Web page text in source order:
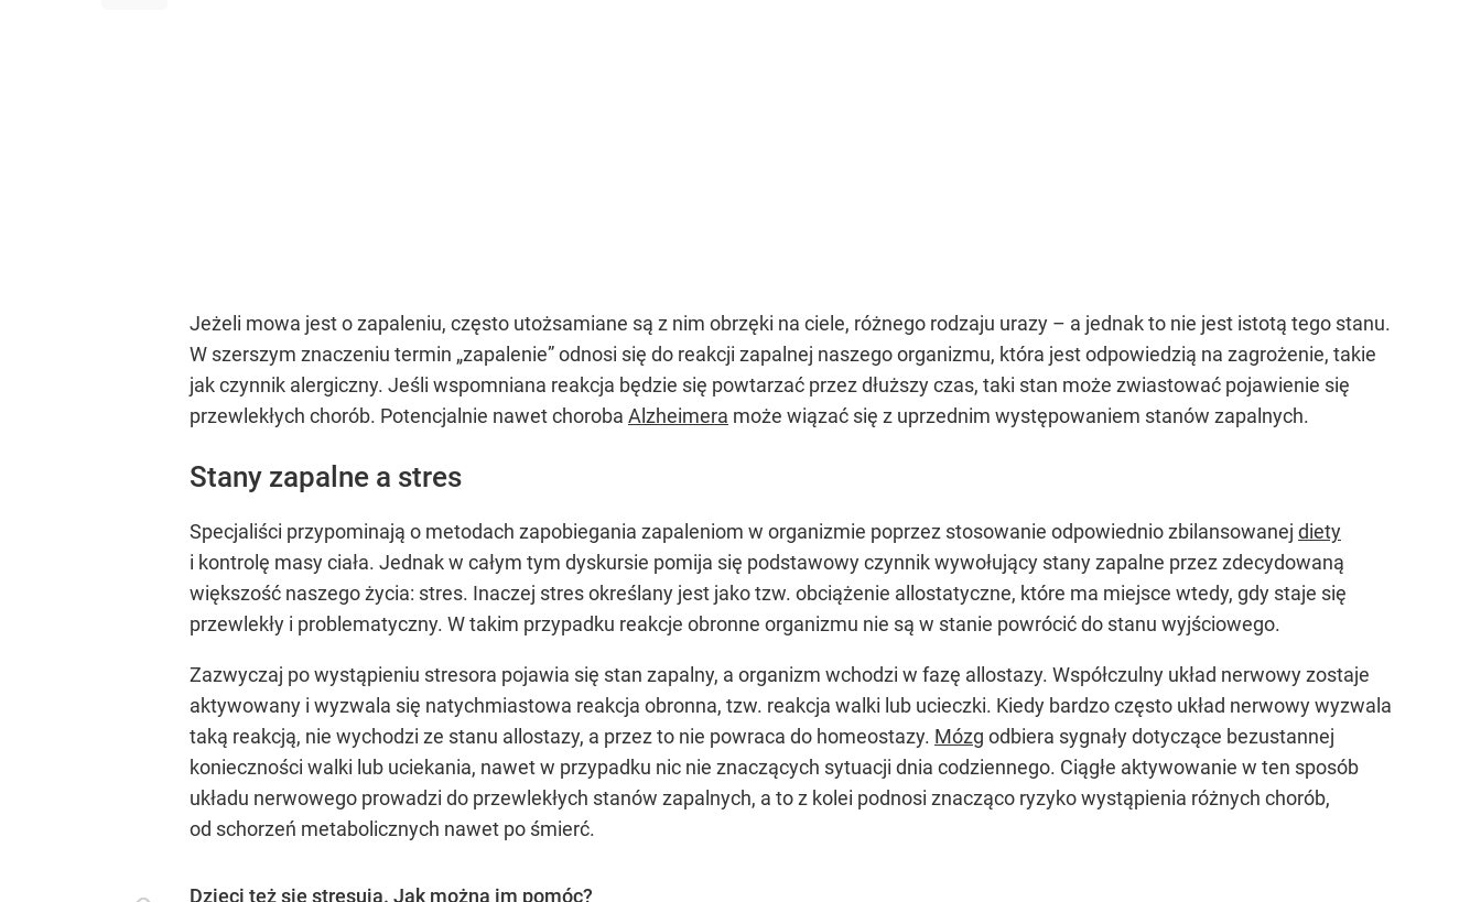
Jeżeli mowa jest o zapaleniu, często utożsamiane są z nim obrzęki na ciele, różnego rodzaju urazy – a jednak to nie jest istotą tego stanu.
W szerszym znaczeniu termin „zapalenie” odnosi się do reakcji zapalnej naszego organizmu, która jest odpowiedzią na zagrożenie, takie
jak czynnik alergiczny. Jeśli wspomniana reakcja będzie się powtarzać przez dłuższy czas, taki stan może zwiastować pojawienie się
przewlekłych chorób. Potencjalnie nawet choroba Alzheimera może wiązać się z uprzednim występowaniem stanów zapalnych.
Stany zapalne a stres
Specjaliści przypominają o metodach zapobiegania zapaleniom w organizmie poprzez stosowanie odpowiednio zbilansowanej diety
i kontrolę masy ciała. Jednak w całym tym dyskursie pomija się podstawowy czynnik wywołujący stany zapalne przez zdecydowaną
większość naszego życia: stres. Inaczej stres określany jest jako tzw. obciążenie allostatyczne, które ma miejsce wtedy, gdy staje się
przewlekły i problematyczny. W takim przypadku reakcje obronne organizmu nie są w stanie powrócić do stanu wyjściowego.
Zazwyczaj po wystąpieniu stresora pojawia się stan zapalny, a organizm wchodzi w fazę allostazy. Współczulny układ nerwowy zostaje
aktywowany i wyzwala się natychmiastowa reakcja obronna, tzw. reakcja walki lub ucieczki. Kiedy bardzo często układ nerwowy wyzwala
taką reakcją, nie wychodzi ze stanu allostazy, a przez to nie powraca do homeostazy. Mózg odbiera sygnały dotyczące bezustannej
konieczności walki lub uciekania, nawet w przypadku nic nie znaczących sytuacji dnia codziennego. Ciągłe aktywowanie w ten sposób
układu nerwowego prowadzi do przewlekłych stanów zapalnych, a to z kolei podnosi znacząco ryzyko wystąpienia różnych chorób,
od schorzeń metabolicznych nawet po śmierć.
Dzieci też się stresują. Jak można im pomóc?